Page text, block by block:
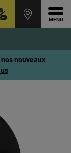
nouveaux